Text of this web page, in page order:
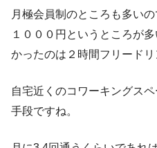
月極会員制のところも多い
１０００円というところが
かったのは２時間フリードリ
自宅近くのコワーキングス
手段ですね。